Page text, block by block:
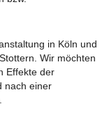
in Köln und
Wir möchten
Effekte der
nach einer